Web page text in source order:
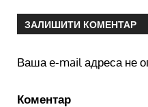
ЗАЛИШИТИ КОМЕНТАР
Ваша e-mail адреса не
Коментар